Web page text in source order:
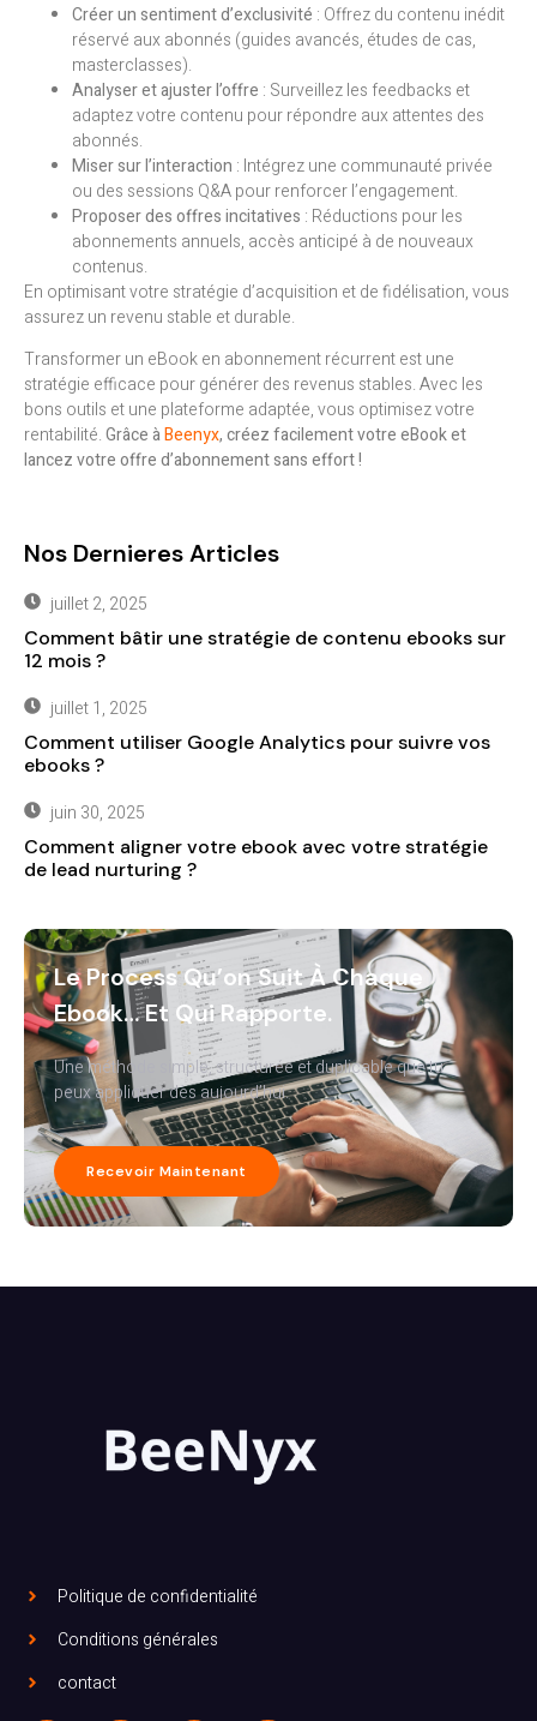
Créer un sentiment d’exclusivité : Offrez du contenu inédit
réservé aux abonnés (guides avancés, études de cas,
masterclasses).
Analyser et ajuster l’offre : Surveillez les feedbacks et
adaptez votre contenu pour répondre aux attentes des
abonnés.
Miser sur l’interaction : Intégrez une communauté privée
ou des sessions Q&A pour renforcer l’engagement.
Proposer des offres incitatives : Réductions pour les
abonnements annuels, accès anticipé à de nouveaux
contenus.
En optimisant votre stratégie d’acquisition et de fidélisation, vous
assurez un revenu stable et durable.
Transformer un eBook en abonnement récurrent est une
stratégie efficace pour générer des revenus stables. Avec les
bons outils et une plateforme adaptée, vous optimisez votre
rentabilité.Grâce àBeenyx, créez facilement votre eBook et
lancez votre offre d’abonnement sans effort !
Nos Dernieres Articles
juillet 2, 2025
Comment bâtir une stratégie de contenu ebooks sur
12 mois ?
juillet 1, 2025
Comment utiliser Google Analytics pour suivre vos
ebooks ?
juin 30, 2025
Comment aligner votre ebook avec votre stratégie
de lead nurturing ?
Le Process Qu’on Suit À Chaque
Ebook… Et Qui Rapporte.
Une méthode simple, structurée et duplicable que tu
peux appliquer dès aujourd’hui.
Recevoir Maintenant
Politique de confidentialité
Conditions générales
contact